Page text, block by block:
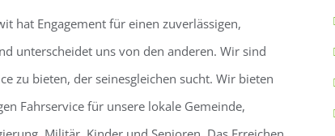
hat Engagement für einen zuverlässigen,
unterscheidet uns von den anderen. Wir sind
zu bieten, der seinesgleichen sucht. Wir bieten
Fahrservice für unsere lokale Gemeinde,